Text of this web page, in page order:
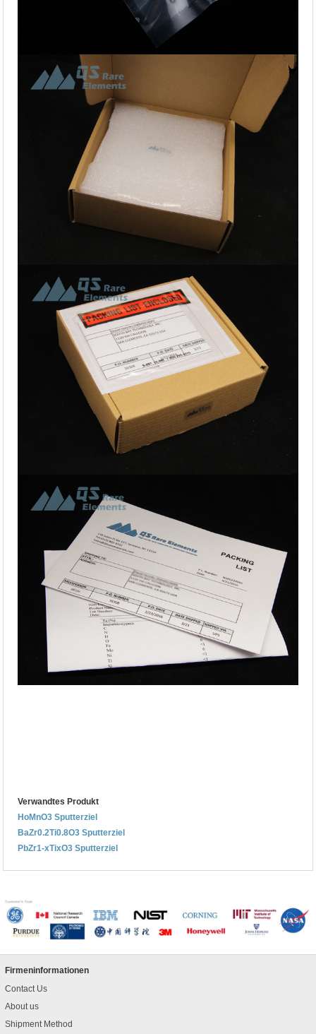
Verwandtes Produkt
HoMnO3 Sputterziel
BaZr0.2Ti0.8O3 Sputterziel
PbZr1-xTixO3 Sputterziel
Firmeninformationen
Contact Us
About us
Shipment Method